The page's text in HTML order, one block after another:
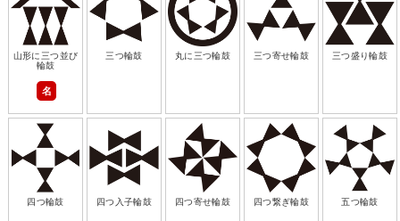
山形に三つ並び
輪鼓
名
三つ輪鼓 丸に三つ輪鼓 三つ寄せ輪鼓 三つ盛り輪鼓
四つ輪鼓 四つ入子輪鼓 四つ寄せ輪鼓 四つ繋ぎ輪鼓 五つ輪鼓